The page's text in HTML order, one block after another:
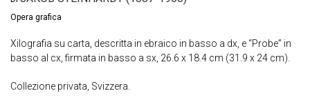
Opera grafica
Xilografia su carta, descritta in ebraico in basso a dx, e “Probe” in
basso al cx, firmata in basso a sx, 26.6 x 18.4 cm (31.9 x 24 cm).
Collezione privata, Svizzera.